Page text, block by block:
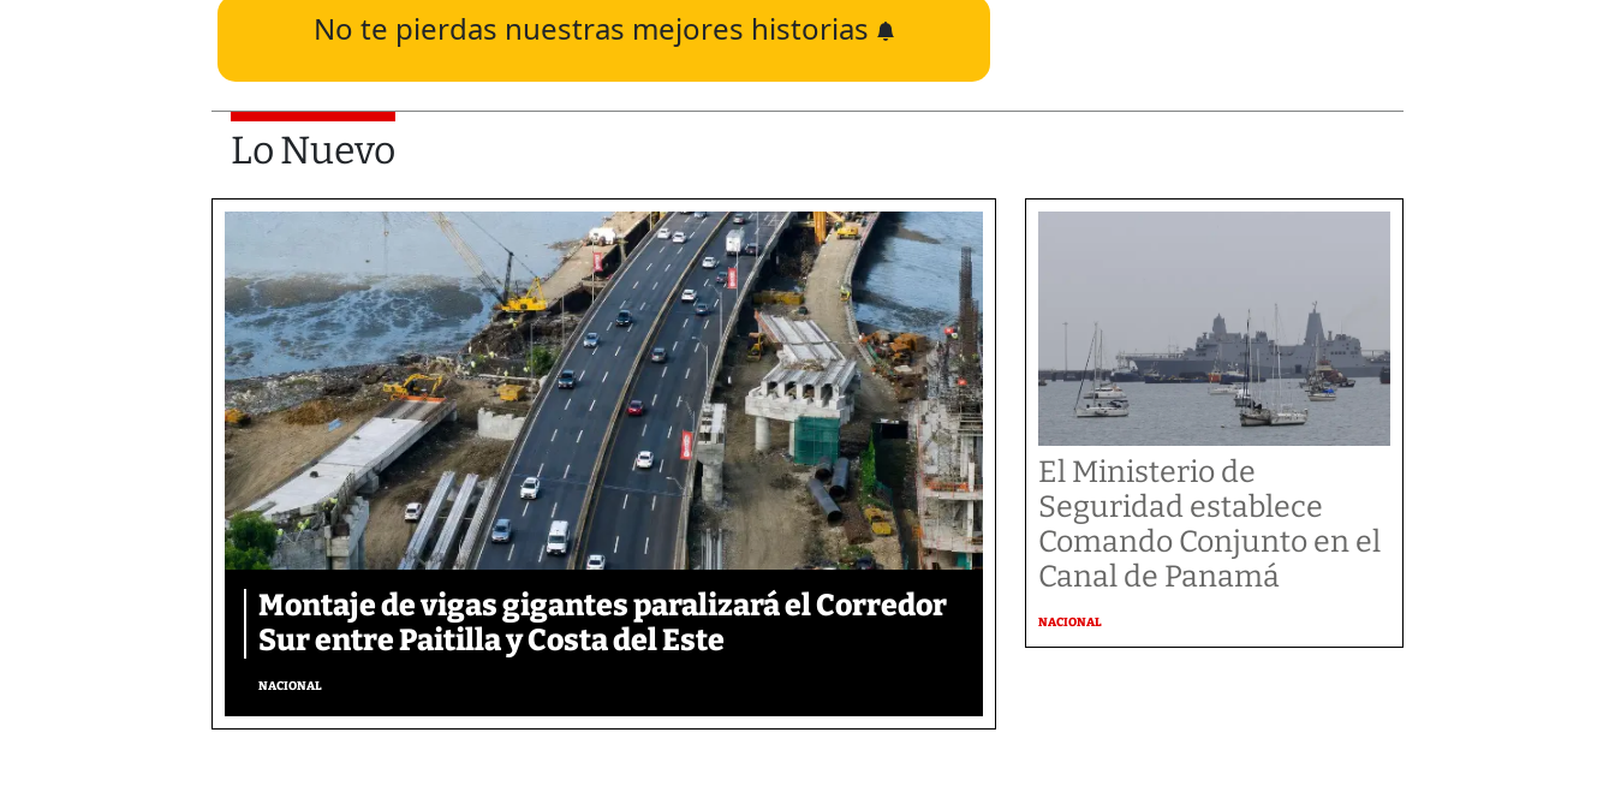
No te pierdas nuestras mejores historias
Lo Nuevo
Montaje de vigas gigantes paralizará el Corredor
Sur entre Paitilla y Costa del Este
NACIONAL
El Ministerio de
Seguridad establece
Comando Conjunto en el
Canal de Panamá
NACIONAL